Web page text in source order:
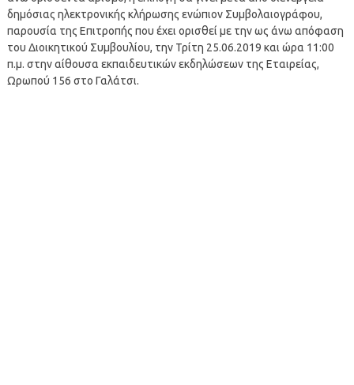
δημόσιας ηλεκτρονικής κλήρωσης ενώπιον Συμβολαιογράφου,
παρουσία της Επιτροπής που έχει ορισθεί με την ως άνω απόφαση
του Διοικητικού Συμβουλίου, την Τρίτη 25.06.2019 και ώρα 11:00
π.μ. στην αίθουσα εκπαιδευτικών εκδηλώσεων της Εταιρείας,
Ωρωπού 156 στο Γαλάτσι.